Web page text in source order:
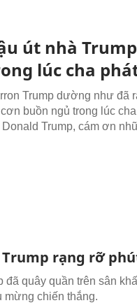
út nhà
lúc cha
Trump dường như đã
cơn buồn ngủ trong lúc
Trump, cám ơn
Trump rạng rỡ
đã quây quần trên sân
mừng chiến thắng.